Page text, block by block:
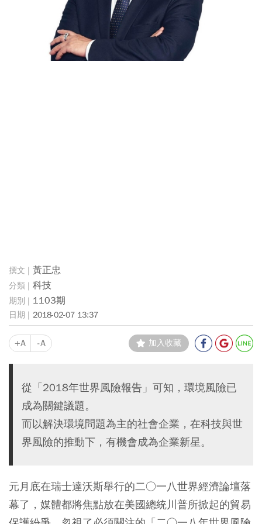
黃正忠
科技
1103期
2018-02-07 13:37
+A -A 加入收藏
從「2018年世界風險報告」可知，環境風險已
成為關鍵議題。
而以解決環境問題為主的社會企業，在科技與世
界風險的推動下，有機會成為企業新星。
元月底在瑞士達沃斯舉行的二○一八世界經濟論壇落
幕了，媒體都將焦點放在美國總統川普所掀起的貿易